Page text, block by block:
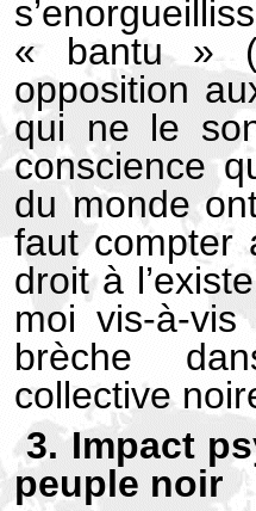
« bantu »
opposition
qui ne le
conscience
du monde
faut compter
droit à
moi vis-à-
brèche
collective
3. Impact
peuple noir